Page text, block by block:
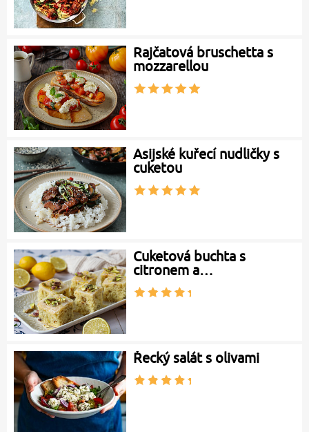
Rajčatová bruschetta s
mozzarellou
Asijské kuřecí nudličky s
cuketou
Cuketová buchta s
citronem a…
Řecký salát s olivami